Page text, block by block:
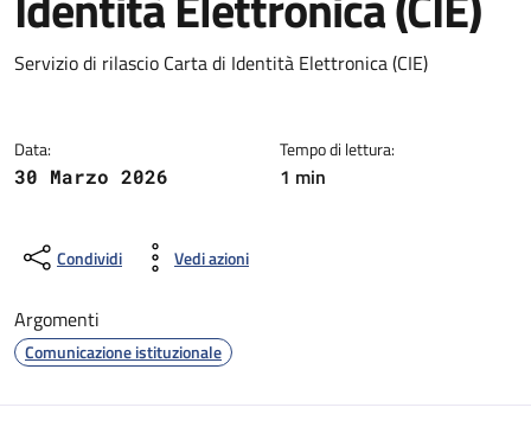
Dettagli della notizia
Servizio di rilascio Carta di Identità Elettronica (CIE)
Data:
30 Marzo 2026
Tempo di lettura:
1 min
Condividi Vedi azioni
Argomenti
Comunicazione istituzionale